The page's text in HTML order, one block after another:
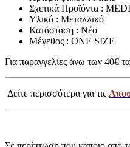
Σχετικά Προϊόντα :
Υλικό : Μεταλλικό
Κατάσταση : Νέο
Μέγεθος : ONE SIZE
Για παραγγελίες άνω των 40€
Δείτε περισσότερα για τις